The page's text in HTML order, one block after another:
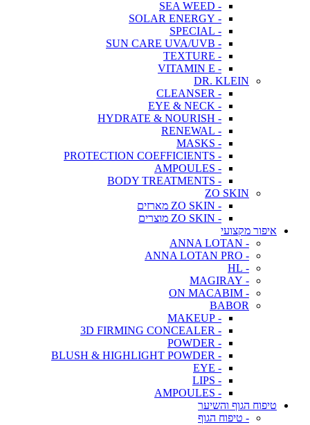
- SEA WEED
- SOLAR ENERGY
- SPECIAL
- SUN CARE UVA/UVB
- TEXTURE
- VITAMIN E
DR. KLEIN
- CLEANSER
- EYE & NECK
- HYDRATE & NOURISH
- RENEWAL
- MASKS
- PROTECTION COEFFICIENTS
- AMPOULES
- BODY TREATMENTS
ZO SKIN
- ZO SKIN מארזים
- ZO SKIN מוצרים
איפור מקצועי
- ANNA LOTAN
- ANNA LOTAN PRO
- HL
- MAGIRAY
- ON MACABIM
BABOR
- MAKEUP
- 3D FIRMING CONCEALER
- POWDER
- BLUSH & HIGHLIGHT POWDER
- EYE
- LIPS
- AMPOULES
טיפוח הגוף והשיער
- טיפוח הגוף